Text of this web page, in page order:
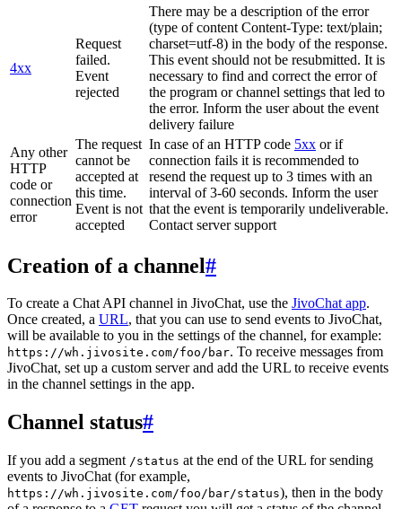
4xx
Request
failed.
Event
rejected
There may be a description of the error
(type of content Content-Type: text/plain;
charset=utf-8) in the body of the response.
This event should not be resubmitted. It is
necessary to find and correct the error of
the program or channel settings that led to
the error. Inform the user about the event
delivery failure
Any other
HTTP
code or
connection
error
The request
cannot be
accepted at
this time.
Event is not
accepted
In case of an HTTP code 5xx or if
connection fails it is recommended to
resend the request up to 3 times with an
interval of 3-60 seconds. Inform the user
that the event is temporarily undeliverable.
Contact server support
Creation of a channel#
To create a Chat API channel in JivoChat, use the JivoChat app.
Once created, a URL, that you can use to send events to JivoChat,
will be available to you in the settings of the channel, for example:
https://wh.jivosite.com/foo/bar. To receive messages from
JivoChat, set up a custom server and add the URL to receive events
in the channel settings in the app.
Channel status#
If you add a segment /status at the end of the URL for sending
events to JivoChat (for example,
https://wh.jivosite.com/foo/bar/status), then in the body